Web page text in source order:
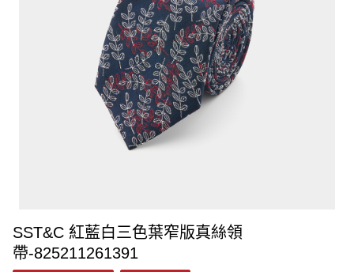
SST&C 紅藍白三色葉窄版真絲領
帶-825211261391